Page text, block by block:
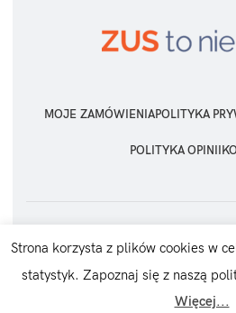
MOJE ZAMÓWIENIAPOLITYKA
POLITYKA OPINII
ZUS TO NIE MUS 2026
Strona korzysta z plików cookies w
statystyk. Zapoznaj się z naszą
Więcej...